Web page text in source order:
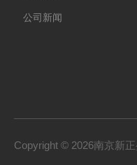
公司新闻
Copyright © 2026南京新